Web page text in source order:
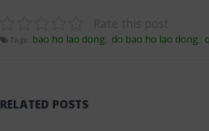
Tags: bao ho lao dong, do bao ho lao dong,
RELATED POSTS